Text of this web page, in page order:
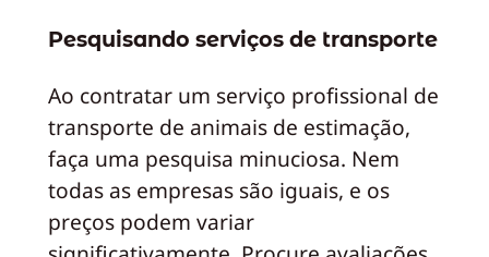
Pesquisando serviços de transporte
Ao contratar um serviço profissional de
transporte de animais de estimação,
faça uma pesquisa minuciosa. Nem
todas as empresas são iguais, e os
preços podem variar